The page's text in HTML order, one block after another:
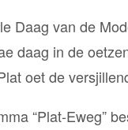
Daag van de
daag in de
oet de
“Plat-Eweg”